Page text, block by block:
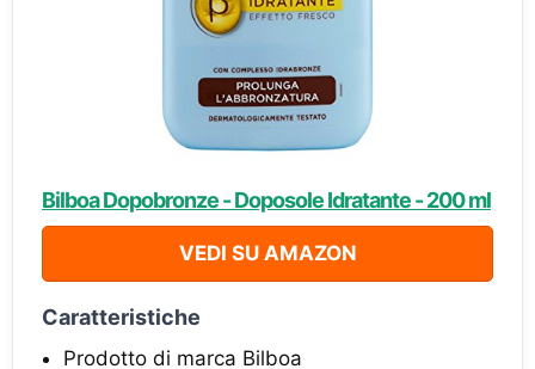
Bilboa Dopobronze - Doposole Idratante - 200 ml
VEDI SU AMAZON
Caratteristiche
Prodotto di marca Bilboa